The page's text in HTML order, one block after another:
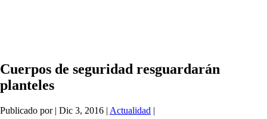
Cuerpos de seguridad resguardarán
planteles
Publicado por | Dic 3, 2016 | Actualidad |